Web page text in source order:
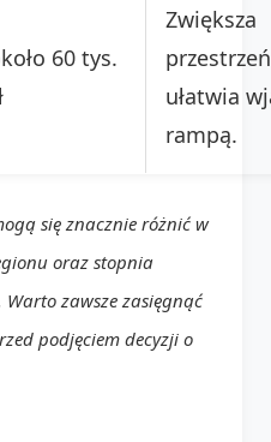
60 tys.
Zwiększa
ułatwia
rampą.
się znacznie różnić w
oraz stopnia
zawsze zasięgnąć
podjęciem decyzji o